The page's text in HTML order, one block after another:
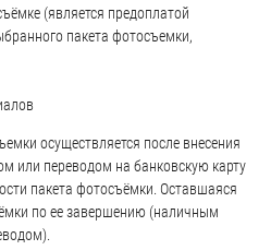
(является предоплатой
пакета фотосъемки,
осуществляется после внесения
или переводом на банковскую карту
пакета фотосъёмки. Оставшаяся
по ее завершению (наличным